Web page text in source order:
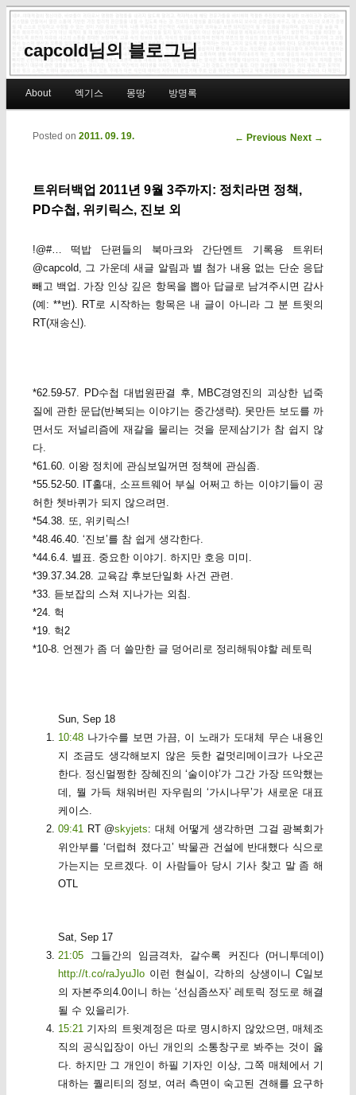
capcold님의 블로그님
Skip to primary content
Skip to secondary content
About 엑기스 몽땅 방명록
Post navigation
← Previous Next →
트위터백업 2011년 9월 3주까지: 정치라면 정책,
PD수첩, 위키릭스, 진보 외
Posted on 2011. 09. 19.
!@#… 떡밥 단편들의 북마크와 간단멘트 기록용 트위터
@capcold, 그 가운데 새글 알림과 별 첨가 내용 없는 단순 응답
빼고 백업. 가장 인상 깊은 항목을 뽑아 답글로 남겨주시면 감사
(예: **번). RT로 시작하는 항목은 내 글이 아니라 그 분 트윗의
RT(재송신).
*62.59-57. PD수첩 대법원판결 후, MBC경영진의 괴상한 넙죽
질에 관한 문답(반복되는 이야기는 중간생략). 못만든 보도를 까
면서도 저널리즘에 재갈을 물리는 것을 문제삼기가 참 쉽지 않
다.
*61.60. 이왕 정치에 관심보일꺼면 정책에 관심좀.
*55.52-50. IT홀대, 소프트웨어 부실 어쩌고 하는 이야기들이 공
허한 쳇바퀴가 되지 않으려면.
*54.38. 또, 위키릭스!
*48.46.40. ‘진보’를 참 쉽게 생각한다.
*44.6.4. 별표. 중요한 이야기. 하지만 호응 미미.
*39.37.34.28. 교육감 후보단일화 사건 관련.
*33. 듣보잡의 스쳐 지나가는 외침.
*24. 헉
*19. 헉2
*10-8. 언젠가 좀 더 쓸만한 글 덩어리로 정리해둬야할 레토릭
Sun, Sep 18
10:48 나가수를 보면 가끔, 이 노래가 도대체 무슨 내용인
지 조금도 생각해보지 않은 듯한 겉멋리메이크가 나오곤
한다. 정신멀쩡한 장혜진의 ‘술이야’가 그간 가장 뜨악했는
데, 뭘 가득 채워버린 자우림의 ‘가시나무’가 새로운 대표
케이스.
09:41 RT @skyjets: 대체 어떻게 생각하면 그걸 광복회가
위안부를 ‘더럽혀 졌다고’ 박물관 건설에 반대했다 식으로
가는지는 모르겠다. 이 사람들아 당시 기사 찾고 말 좀 해
OTL
Sat, Sep 17
21:05
그들간의 임금격차, 갈수록 커진다 (머니투데이)
http://t.co/raJyuJlo 이런 현실이, 각하의 상생이니 C일보
의 자본주의4.0이니 하는 ‘선심좀쓰자’ 레토릭 정도로 해결
될 수 있을리가.
15:21 기자의 트윗계정은 따로 명시하지 않았으면, 매체조
직의 공식입장이 아닌 개인의 소통창구로 봐주는 것이 옳
다. 하지만 그 개인이 하필 기자인 이상, 그쪽 매체에서 기
대하는 퀄리티의 정보, 여러 측면이 숙고된 견해를 요구하